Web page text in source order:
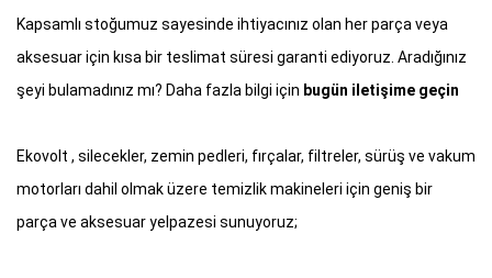
Kapsamlı stoğumuz sayesinde ihtiyacınız olan her parça veya
aksesuar için kısa bir teslimat süresi garanti ediyoruz. Aradığınız
şeyi bulamadınız mı? Daha fazla bilgi için bugün iletişime geçin
Ekovolt , silecekler, zemin pedleri, fırçalar, filtreler, sürüş ve vakum
motorları dahil olmak üzere temizlik makineleri için geniş bir
parça ve aksesuar yelpazesi sunuyoruz;